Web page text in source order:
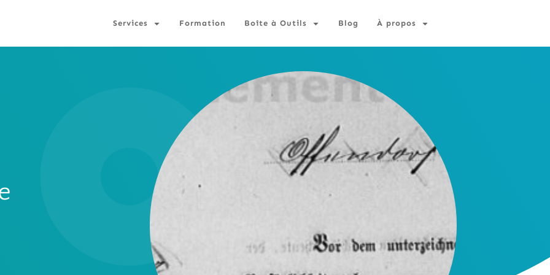
Services Formation Boîte à Outils Blog À propos